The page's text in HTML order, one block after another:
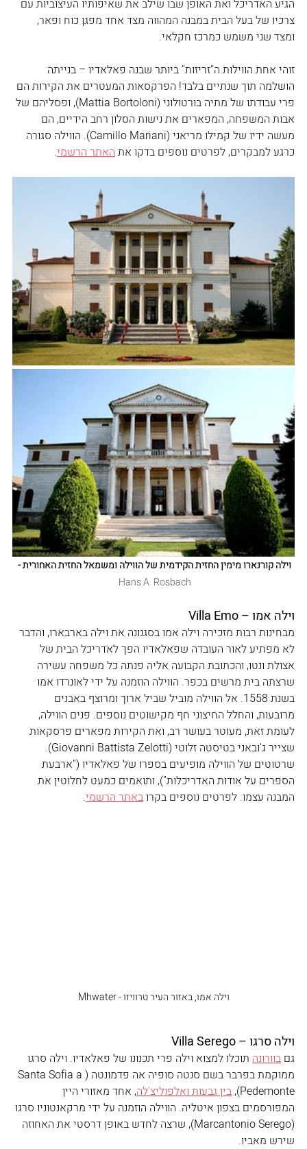
הגיע האדריכל ואת האופן שבו שילב את שאיפותיו העיצוביות עם
צרכיו של בעל הבית במבנה המהווה מצד אחד מפגן כוח ופאר,
ומצד שני משמש כמרכז חקלאי.
זוהי אחת הווילות ה"זריזות" ביותר שבנה פאלאדיו – בנייתה
הושלמה תוך שנתיים בלבד! הפרקסאות המעטרים את הקירות הם
פרי עבודתו של מתיה בורטולוני (Mattia Bortoloni), ופסליהם של
אבות המשפחה, המפארים את נישות הסלון רחב הידיים, הם
מעשה ידיו של קמילו מריאני (Camillo Mariani). הווילה סגורה
כרגע למבקרים, לפרטים נוספים בדקו את האתר הרשמי.
וילה קורנארו מימין החזית הקידמית של הווילה ומשמאל החזית האחורית -
Hans A. Rosbach
וילה אמו – Villa Emo
מבחינות רבות מזכירה וילה אמו בסגנונה את וילה בארבארו, והדבר
לא מפתיע לאור העובדה שפאלאדיו הפך לאדריכל הבית של
אצולת ונטו, והכתובת הקבועה אליה פנתה כל משפחה עשירה
שרצתה בית מרשים בכפר. הווילה הוזמנה על ידי לאונרדו אמו
בשנת 1558. אל הווילה מוביל שביל ארוך ומרוצף באבנים
מרובעות, והחלל החיצוני חף מקישוטים נוספים. פנים הווילה,
לעומת זאת, מעוטר בעושר רב, ואת הקירות מפארים פרסקאות
שצייר ג'ובאני בטיסטה זלוטי (Giovanni Battista Zelotti).
שרטוטים של הווילה מופיעים בספרו של פאלאדיו ("ארבעת
הספרים על אודות האדריכלות"), ותואמים כמעט לחלוטין את
המבנה עצמו. לפרטים נוספים בקרו באתר הרשמי.
וילה אמו, באזור העיר טרוויזו - Mhwater
וילה סרגו – Villa Serego
גם בוורונה תוכלו למצוא וילה פרי תכנונו של פאלאדיו. וילה סרגו
ממוקמת בפרבר בשם סנטה סופיה אה פדמונטה (Santa Sofia a
Pedemonte), בין גבעות ואלפוליצ'לה, אחד מאזורי היין
המפורסמים בצפון איטליה. הווילה הוזמנה על ידי מרקאנטוניו סרגו
(Marcantonio Serego), שרצה לחדש באופן דרסטי את האחוזה
שירש מאביו.